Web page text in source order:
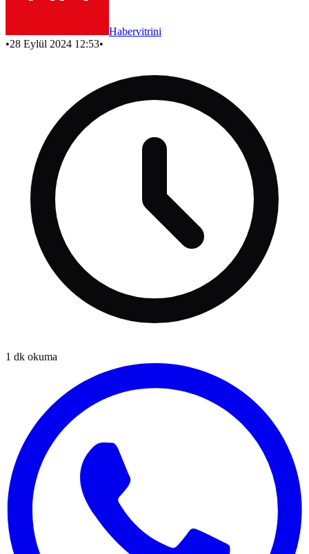
Habervitrini
•28 Eylül 2024 12:53•
1 dk okuma